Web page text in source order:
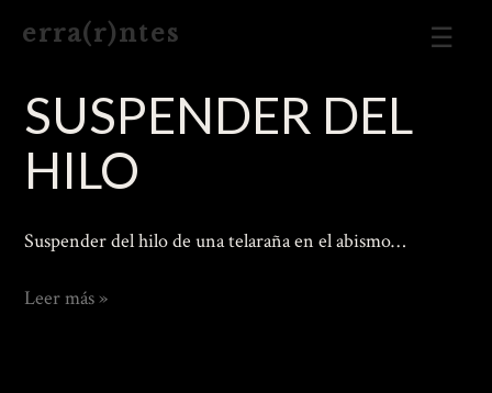
e r r a ( r ) n t e s
SUSPENDER DEL
HILO
Suspender del hilo de una telaraña en el abismo…
Suspender
Leer más »